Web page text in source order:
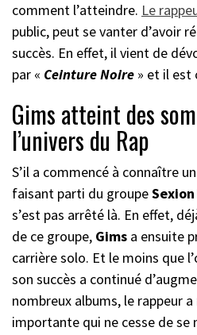
comment l’atteindre. Le
public, peut se vanter d’avoir
succès. En effet, il vient de
par « Ceinture Noire » et il est
Gims atteint des
l’univers du Rap
S’il a commencé à connaître
faisant parti du groupeSexion
s’est pas arrêté là. En effet,
de ce groupe, Gims a ensuite
carrière solo. Et le moins que
son succès a continué
nombreux albums, le rappeur
importante qui ne cesse de se